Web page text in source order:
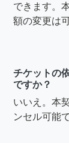
できます。
額の変更は
チケットの
ですか？
いいえ。本
ンセル可能